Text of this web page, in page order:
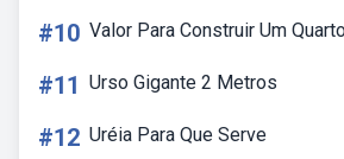
#10 Valor Para Construir Um
#11 Urso Gigante 2 Metros
#12 Uréia Para Que Serve